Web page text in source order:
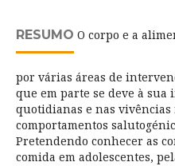
RESUMO O corpo e a
por várias áreas de
que em parte se deve à sua
quotidianas e nas vivências
comportamentos
Pretendendo conhecer as
comida em adolescentes,